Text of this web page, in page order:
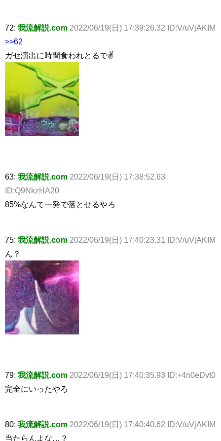
72: 我流解説.com 2022/06/19(日) 17:39:26.32 ID:V/uVjAKIM
>>62
ガセ演出に時間食われとるで✌
63: 我流解説.com 2022/06/19(日) 17:38:52.63
ID:Q9NkzHA20
85%なんて一発で落とせるやろ
75: 我流解説.com 2022/06/19(日) 17:40:23.31 ID:V/uVjAKIM
ん？
79: 我流解説.com 2022/06/19(日) 17:40:35.93 ID:+4n0eDvt0
完全にいったやろ
80: 我流解説.com 2022/06/19(日) 17:40:40.62 ID:V/uVjAKIM
当たらんよな…？